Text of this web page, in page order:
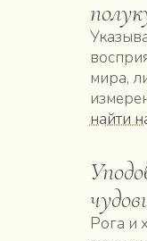
мира,
найти
Рога и